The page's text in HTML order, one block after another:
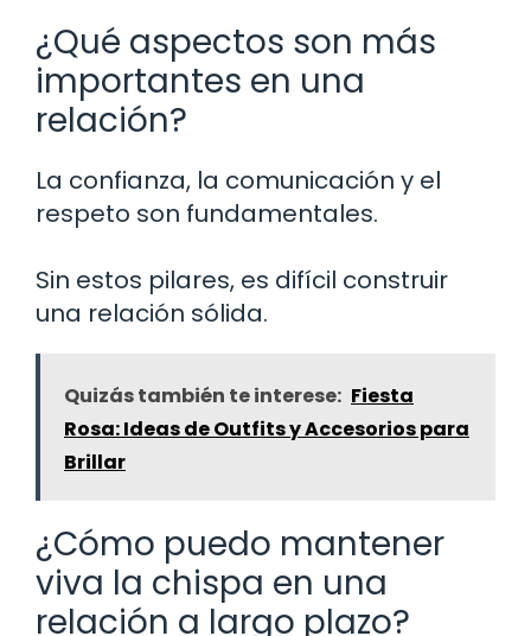
¿Qué aspectos son más
importantes en una
relación?
La confianza, la comunicación y el
respeto son fundamentales.
Sin estos pilares, es difícil construir
una relación sólida.
Quizás también te interese: Fiesta
Rosa: Ideas de Outfits y Accesorios para
Brillar
¿Cómo puedo mantener
viva la chispa en una
relación a largo plazo?